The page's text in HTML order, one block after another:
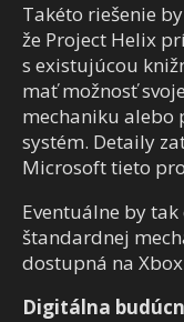
Takéto riešenie
že Project Helix
s existujúcou
mať možnosť
mechaniku alebo
systém. Detaily
Microsoft tieto
Eventuálne by
štandardnej
dostupná na
Digitálna